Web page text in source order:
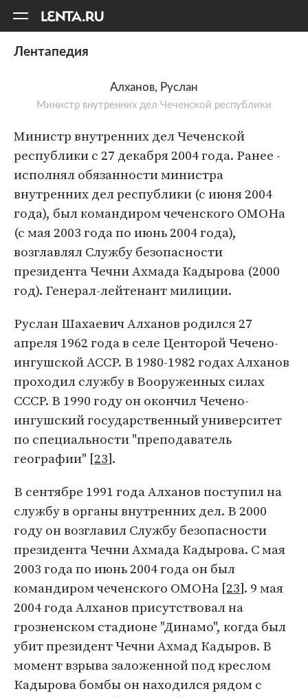
Лентапедия
Алханов, Руслан
Министр внутренних дел Чеченской республики
Министр внутренних дел Чеченской
республики с 27 декабря 2004 года. Ранее -
исполнял обязанности министра
внутренних дел республики (с июня 2004
года), был командиром чеченского ОМОНа
(с мая 2003 года по июнь 2004 года),
возглавлял Службу безопасности
президента Чечни Ахмада Кадырова (2000
год). Генерал-лейтенант милиции.
Руслан Шахаевич Алханов родился 27
апреля 1962 года в селе Центорой Чечено-
ингушской АССР. В 1980-1982 годах Алханов
проходил службу в Вооруженных силах
СССР. В 1990 году он окончил Чечено-
ингушский государственный университет
по специальности "преподаватель
географии" [23].
В сентябре 1991 года Алханов поступил на
службу в органы внутренних дел. В 2000
году он возглавил Службу безопасности
президента Чечни Ахмада Кадырова. С мая
2003 года по июнь 2004 года он был
командиром чеченского ОМОНа [23]. 9 мая
2004 года Алханов присутствовал на
грозненском стадионе "Динамо", когда был
убит президент Чечни Ахмад Кадыров. В
момент взрыва заложенной под креслом
Кадырова бомбы он находился рядом с